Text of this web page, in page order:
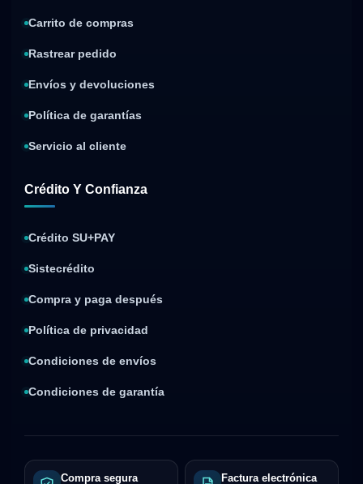
Carrito de compras
Rastrear pedido
Envíos y devoluciones
Política de garantías
Servicio al cliente
Crédito Y Confianza
Crédito SU+PAY
Sistecrédito
Compra y paga después
Política de privacidad
Condiciones de envíos
Condiciones de garantía
Compra segura Factura electrónica